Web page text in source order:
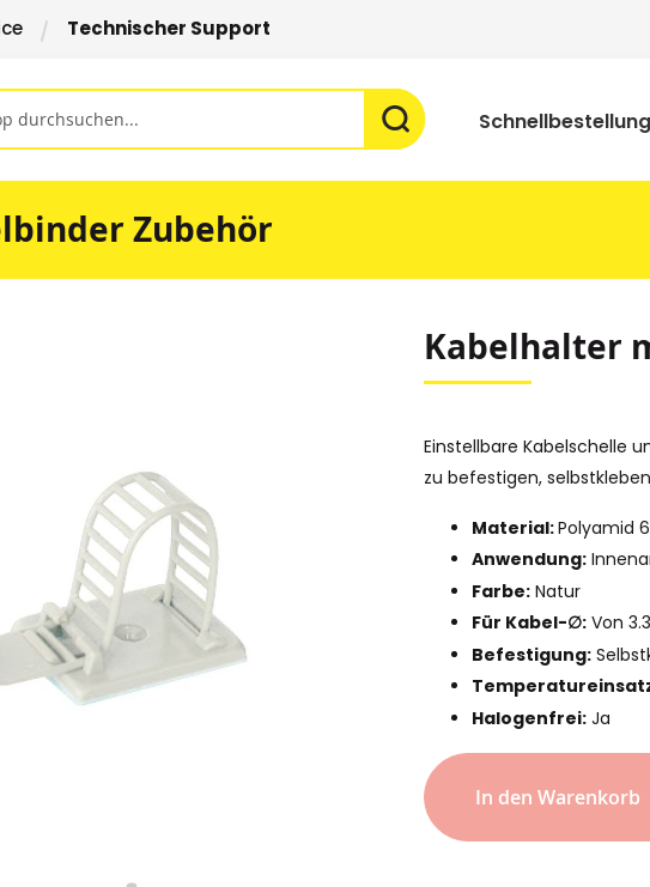
Technischer Support
Schnellbestellung
Zubehör
Kabelhalter
Einstellbare Kabelschelle
zu befestigen,
Material:Polyamid
Anwendung:
Farbe:Natur
Für Kabel-∅:Von
Befestigung:
Halogenfrei:Ja
In den Warenkorb